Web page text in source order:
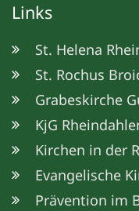
Links
St. Helena
St. Rochus
Grabeskirche
KjG
Kirchen in der
Evangelische
Prävention im